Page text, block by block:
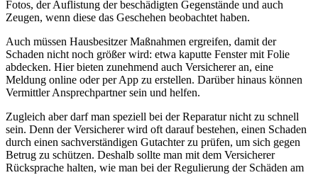
Fotos, der Auflistung der beschädigten Gegenstände und auch
Zeugen, wenn diese das Geschehen beobachtet haben.
Auch müssen Hausbesitzer Maßnahmen ergreifen, damit der
Schaden nicht noch größer wird: etwa kaputte Fenster mit Folie
abdecken. Hier bieten zunehmend auch Versicherer an, eine
Meldung online oder per App zu erstellen. Darüber hinaus können
Vermittler Ansprechpartner sein und helfen.
Zugleich aber darf man speziell bei der Reparatur nicht zu schnell
sein. Denn der Versicherer wird oft darauf bestehen, einen Schaden
durch einen sachverständigen Gutachter zu prüfen, um sich gegen
Betrug zu schützen. Deshalb sollte man mit dem Versicherer
Rücksprache halten, wie man bei der Regulierung der Schäden am